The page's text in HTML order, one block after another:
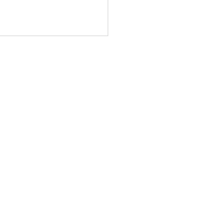
tin, sơ tán tự động